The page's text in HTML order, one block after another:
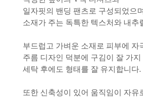
일자핏의 밴딩 팬츠로 구성되었으며
소재가 주는 독특한 텍스처와 내추
부드럽고 가벼운 소재로 피부에 자
주름 디자인 덕분에 구김이 잘 가지
세탁 후에도 형태를 잘 유지합니다.
또한 신축성이 있어 움직임이 자유